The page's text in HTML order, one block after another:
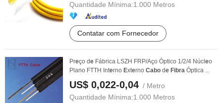
Quantidade Mínima:1.000 Metros
Contatar com Fornecedor
Preço de Fábrica LSZH FRP/Aço Óptico 1/2/4 Núcl eo
Plano FTTH Interno Externo Cabo de Fibra Óptica ...
US$ 0,022-0,04 / Metro
Quantidade Mínima:1.000 Metros